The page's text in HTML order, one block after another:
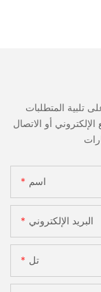
تلبية المتطلبات
أو الاتصال
اسم
البريد الإلكتروني
تل